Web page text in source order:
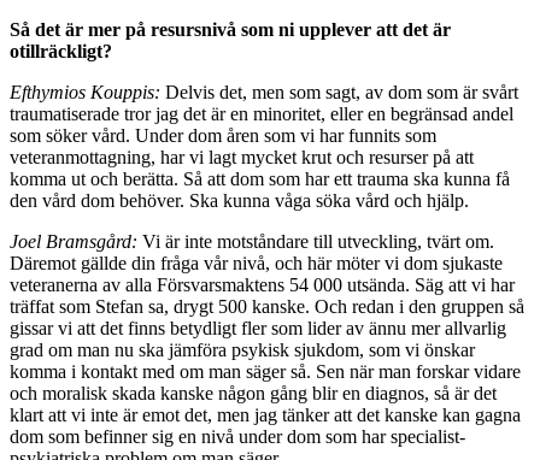
Så det är mer på resursnivå som ni upplever att det är
otillräckligt?
Efthymios Kouppis: Delvis det, men som sagt, av dom som är svårt
traumatiserade tror jag det är en minoritet, eller en begränsad andel
som söker vård. Under dom åren som vi har funnits som
veteranmottagning, har vi lagt mycket krut och resurser på att
komma ut och be­rätta. Så att dom som har ett trauma ska kunna få
den vård dom behöver. Ska kunna våga söka vård och hjälp.
Joel Bramsgård: Vi är inte motståndare till utveckling, tvärt om.
Däremot gällde din fråga vår nivå, och här möter vi dom sjukaste
veteranerna av alla Försvarsmak­tens 54 000 utsända. Säg att vi har
träffat som Stefan sa, drygt 500 kanske. Och redan i den gruppen så
gissar vi att det finns betydligt fler som lider av ännu mer allvarlig
grad om man nu ska jämföra psykisk sjukdom, som vi önskar
komma i kontakt med om man säger så. Sen när man forskar vidare
och moralisk skada kanske någon gång blir en diagnos, så är det
klart att vi inte är emot det, men jag tänker att det kanske kan gagna
dom som befinner sig en nivå under dom som har specialist­